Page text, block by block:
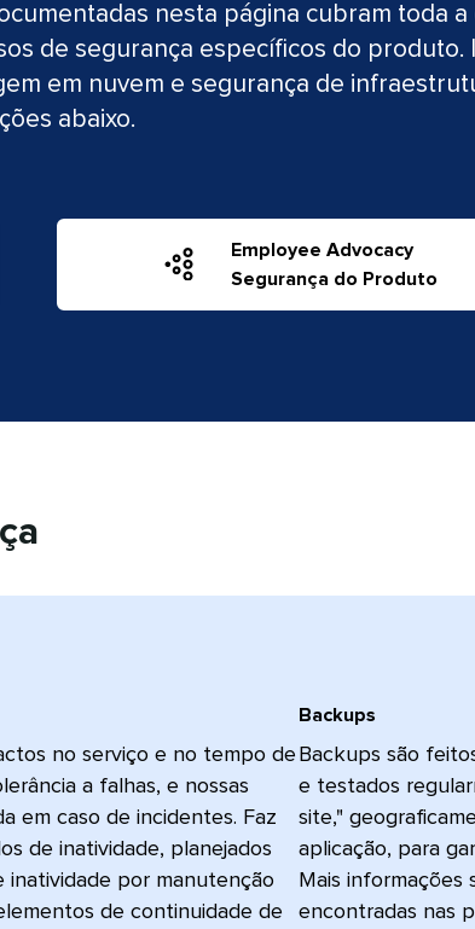
nesta página cubram toda
de segurança específicos do
em nuvem e segurança de
abaixo.​​
Employee Advocacy
Segurança do Produto
no serviço e no tempo de
a falhas, e nossas
em caso de incidentes. Faz
de inatividade, planejados
inatividade por manutenção
de continuidade de
Backups​​
Backups são
e testados
site,"
aplicação, para
Mais
encontradas nas